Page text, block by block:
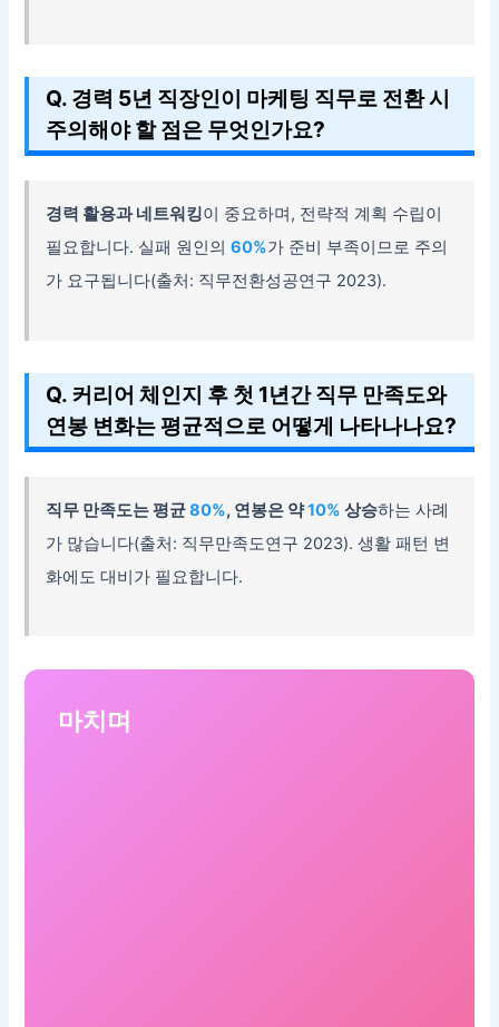
Q. 경력 5년 직장인이 마케팅 직무로 전환 시
주의해야 할 점은 무엇인가요?
경력 활용과 네트워킹이 중요하며, 전략적 계획 수립이
필요합니다. 실패 원인의60%가 준비 부족이므로 주의
가 요구됩니다(출처: 직무전환성공연구 2023).
Q. 커리어 체인지 후 첫 1년간 직무 만족도와
연봉 변화는 평균적으로 어떻게 나타나나요?
직무 만족도는 평균80%, 연봉은 약10% 상승하는 사례
가 많습니다(출처: 직무만족도연구 2023). 생활 패턴 변
화에도 대비가 필요합니다.
마치며